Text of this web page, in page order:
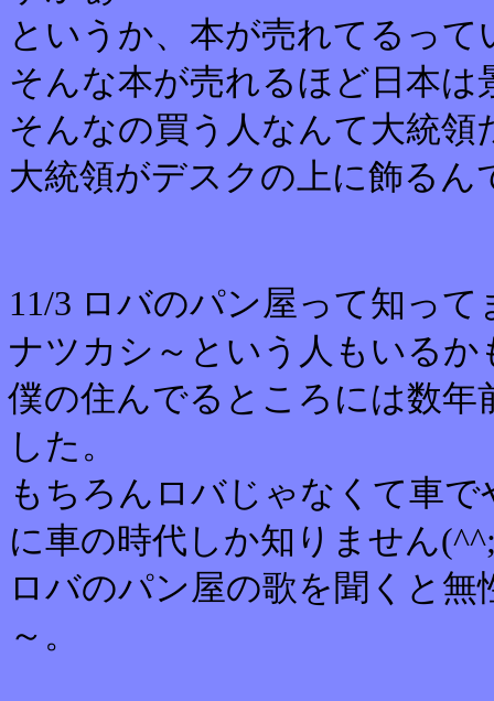
というか、本が売れてるっ
そんな本が売れるほど日本
そんなの買う人なんて大統領
大統領がデスクの上に飾る
11/3 ロバのパン屋って知って
ナツカシ～という人もいる
僕の住んでるところには数
した。
もちろんロバじゃなくて車
に車の時代しか知りません
ロバのパン屋の歌を聞くと
～。